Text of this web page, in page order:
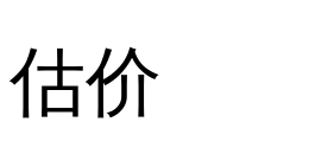
估价